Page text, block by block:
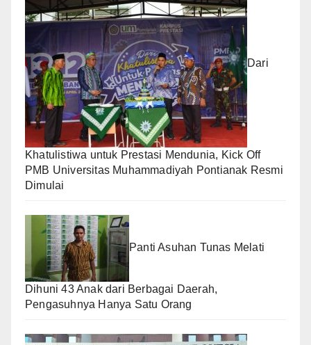
Dari
Khatulistiwa untuk Prestasi Mendunia, Kick Off
PMB Universitas Muhammadiyah Pontianak Resmi
Dimulai
Panti Asuhan Tunas Melati
Dihuni 43 Anak dari Berbagai Daerah,
Pengasuhnya Hanya Satu Orang